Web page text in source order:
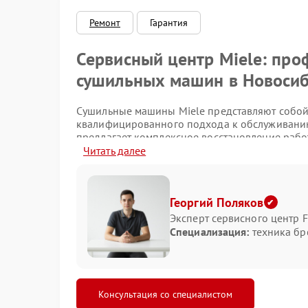
Безопасность
Ремонт Гарантия
Сервисный центр Miele:
сушильных машин в
Сушильные машины Miele представляют
квалифицированного подхода к
предлагает комплексное восстановление
обращение для ремонта сушильной машины
Распространенные
Сушильное оборудование имеет
эксплуатации. Основные виды неполадок, с
нарушения работы нагревательных
неисправности барабана и приводного
сбои в работе электронного блока
Читать далее
Георгий Поляков
Эксперт сервисного центр
Специализация: техника
Консультация со специалистом